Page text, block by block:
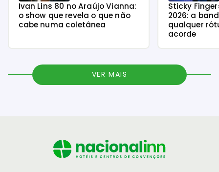
Ivan Lins 80 no Araújo Vianna:
o show que revela o que não
cabe numa coletânea
Sticky
2026: a
qualquer
acorde
VER MAIS